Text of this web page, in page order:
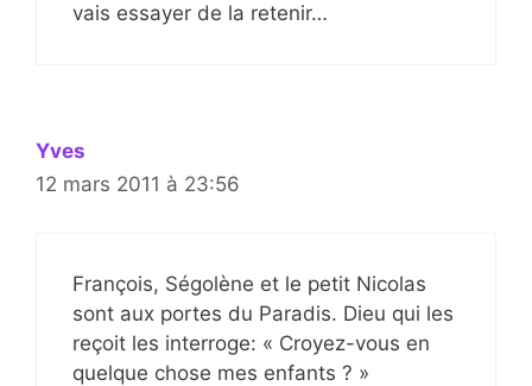
vais essayer de la retenir…
Yves
12 mars 2011 à 23:56
François, Ségolène et le petit Nicolas
sont aux portes du Paradis. Dieu qui les
reçoit les interroge: « Croyez-vous en
quelque chose mes enfants ? »